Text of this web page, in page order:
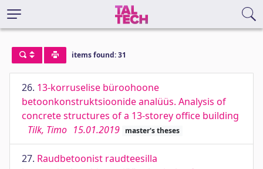
items found: 31
26. 13-korruselise büroohoone
betoonkonstruktsioonide analüüs. Analysis of
concrete structures of a 13-storey office building
Tilk, Timo 15.01.2019 master's theses
27. Raudbetoonist raudteesilla